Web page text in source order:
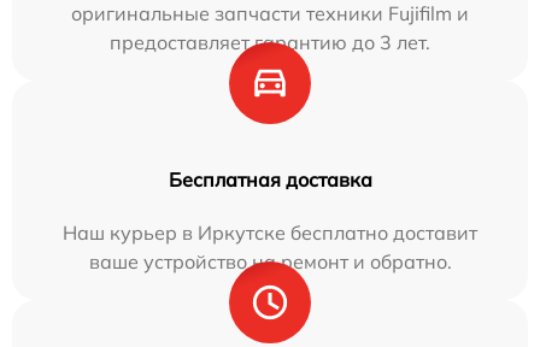
оригинальные запчасти техники Fujifilm и
предоставляет гарантию до 3 лет.
Бесплатная доставка
Наш курьер в Иркутске бесплатно доставит
ваше устройство на ремонт и обратно.